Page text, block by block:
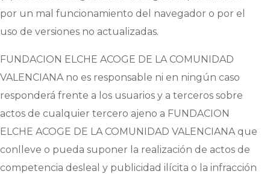
por un mal funcionamiento del navegador o por el
uso de versiones no actualizadas.
FUNDACION ELCHE ACOGE DE LA COMUNIDAD
VALENCIANAno es responsable ni en ningún caso
responderá frente a los usuarios y a terceros sobre
actos de cualquier tercero ajeno a FUNDACION
ELCHE ACOGE DE LA COMUNIDAD VALENCIANAque
conlleve o pueda suponer la realización de actos de
competencia desleal y publicidad ilícita o la infracción